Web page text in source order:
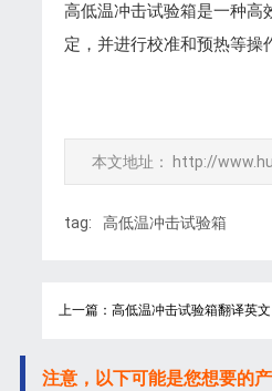
高低温冲击试验箱是一种高
定，并进行校准和预热等操
本文地址： http://
tag: 高低温冲击试验箱
上一篇：高低温冲击试验箱翻译英文
注意，以下可能是您想要的